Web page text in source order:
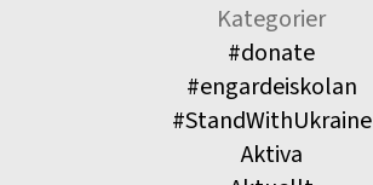
Kategorier
#donate
#engardeiskolan
#StandWithUkraine
Aktiva